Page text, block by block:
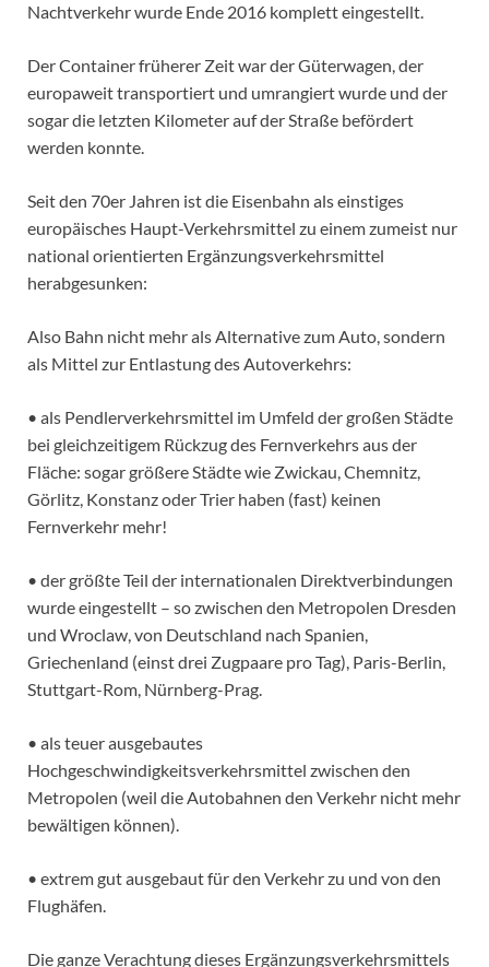
Nachtverkehr wurde Ende 2016 komplett eingestellt.
Der Container früherer Zeit war der Güterwagen, der
europaweit transportiert und umrangiert wurde und der
sogar die letzten Kilometer auf der Straße befördert
werden konnte.
Seit den 70er Jahren ist die Eisenbahn als einstiges
europäisches Haupt-Verkehrsmittel zu einem zumeist nur
national orientierten Ergänzungsverkehrsmittel
herabgesunken:
Also Bahn nicht mehr als Alternative zum Auto, sondern
als Mittel zur Entlastung des Autoverkehrs:
• als Pendlerverkehrsmittel im Umfeld der großen Städte
bei gleichzeitigem Rückzug des Fernverkehrs aus der
Fläche: sogar größere Städte wie Zwickau, Chemnitz,
Görlitz, Konstanz oder Trier haben (fast) keinen
Fernverkehr mehr!
• der größte Teil der internationalen Direktverbindungen
wurde eingestellt – so zwischen den Metropolen Dresden
und Wroclaw, von Deutschland nach Spanien,
Griechenland (einst drei Zugpaare pro Tag), Paris-Berlin,
Stuttgart-Rom, Nürnberg-Prag.
• als teuer ausgebautes
Hochgeschwindigkeitsverkehrsmittel zwischen den
Metropolen (weil die Autobahnen den Verkehr nicht mehr
bewältigen können).
• extrem gut ausgebaut für den Verkehr zu und von den
Flughäfen.
Die ganze Verachtung dieses Ergänzungsverkehrsmittels